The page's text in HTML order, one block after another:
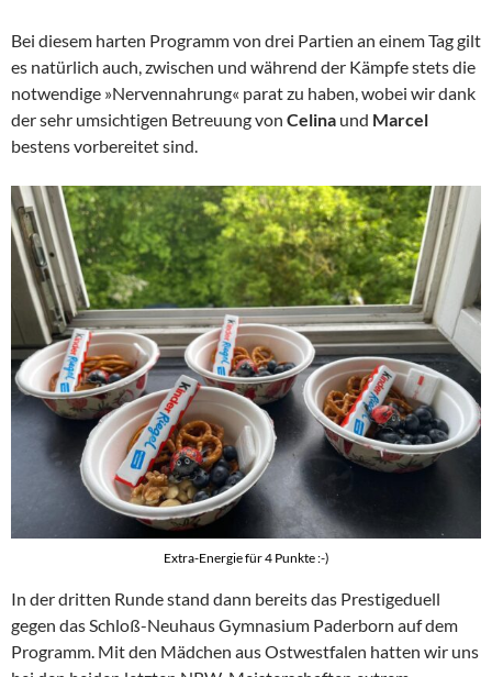
Bei diesem harten Programm von drei Partien an einem Tag gilt
es natürlich auch, zwischen und während der Kämpfe stets die
notwendige »Nervennahrung« parat zu haben, wobei wir dank
der sehr umsichtigen Betreuung von Celina und Marcel
bestens vorbereitet sind.
Extra-Energie für 4 Punkte :-)
In der dritten Runde stand dann bereits das Prestigeduell
gegen das Schloß-Neuhaus Gymnasium Paderborn auf dem
Programm. Mit den Mädchen aus Ostwestfalen hatten wir uns